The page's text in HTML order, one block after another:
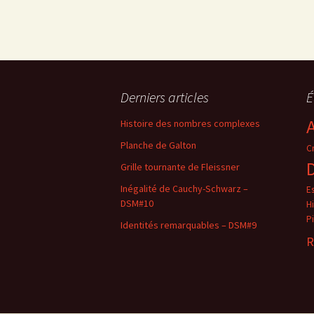
Derniers articles
Histoire des nombres complexes
Planche de Galton
Grille tournante de Fleissner
Inégalité de Cauchy-Schwarz –
DSM#10
Identités remarquables – DSM#9